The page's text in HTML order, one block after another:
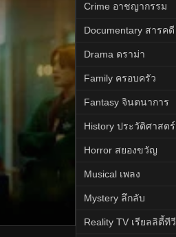
Crime อาชญากรรม
Documentary สารคดี
Drama ดราม่า
Family ครอบครัว
Fantasy จินตนาการ
History ประวัติศาสตร์
Horror สยองขวัญ
Musical เพลง
Mystery ลึกลับ
Reality TV เรียลลิตี้ทีวี